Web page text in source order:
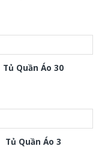
Tủ Quần Áo 30
Tủ Quần Áo 3